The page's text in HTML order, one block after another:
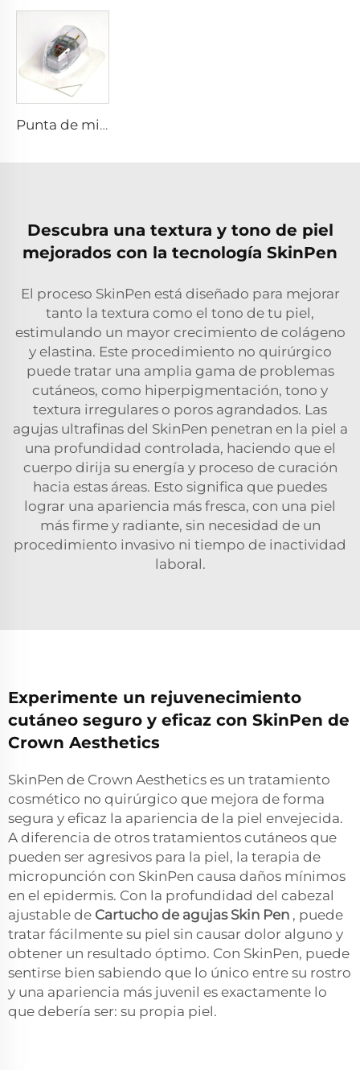
Punta de microneedling rf Sylfirm X XE-25 cartucho de Sylfirm X de Viol
Descubra una textura y tono de piel
mejorados con la tecnología SkinPen
El proceso SkinPen está diseñado para mejorar
tanto la textura como el tono de tu piel,
estimulando un mayor crecimiento de colágeno
y elastina. Este procedimiento no quirúrgico
puede tratar una amplia gama de problemas
cutáneos, como hiperpigmentación, tono y
textura irregulares o poros agrandados. Las
agujas ultrafinas del SkinPen penetran en la piel a
una profundidad controlada, haciendo que el
cuerpo dirija su energía y proceso de curación
hacia estas áreas. Esto significa que puedes
lograr una apariencia más fresca, con una piel
más firme y radiante, sin necesidad de un
procedimiento invasivo ni tiempo de inactividad
laboral.
Experimente un rejuvenecimiento
cutáneo seguro y eficaz con SkinPen de
Crown Aesthetics
SkinPen de Crown Aesthetics es un tratamiento
cosmético no quirúrgico que mejora de forma
segura y eficaz la apariencia de la piel envejecida.
A diferencia de otros tratamientos cutáneos que
pueden ser agresivos para la piel, la terapia de
micropunción con SkinPen causa daños mínimos
en el epidermis. Con la profundidad del cabezal
ajustable de Cartucho de agujas Skin Pen , puede
tratar fácilmente su piel sin causar dolor alguno y
obtener un resultado óptimo. Con SkinPen, puede
sentirse bien sabiendo que lo único entre su rostro
y una apariencia más juvenil es exactamente lo
que debería ser: su propia piel.